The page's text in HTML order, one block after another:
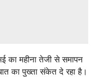
महीना तेजी से समापन
का पुख्ता संकेत दे रहा है।